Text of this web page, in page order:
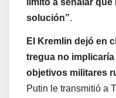
limitó a señalar
solución”.
El Kremlin dejó en
tregua no
objetivos militares
Putin le transmitió a